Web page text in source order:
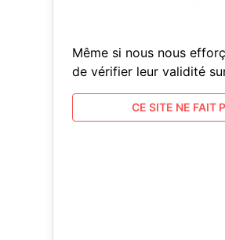
Même si nous nous
de vérifier leur validité
CE SITE NE FAIT